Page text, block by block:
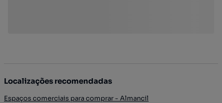
Localizações recomendadas
Espaços comerciais para comprar - Almancil